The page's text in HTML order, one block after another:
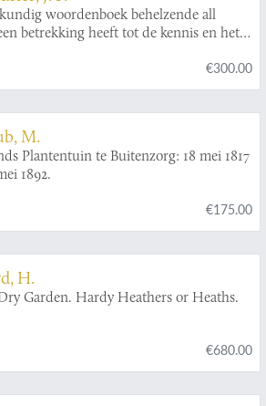
registers verrijkt. [Nauwkeurige
der aard-gewassen].
woordenboek behelzende all
betrekking heeft tot de kennis en het
van fruiten; tot het aankweeken,
snoeijen en behandelen van
naar het hoogduitsch van J. C. Christ
met het wetenwaardigste uit het op
het Engelsch Gouvernement
wijze van boomsnoeijen, en de door
middelen om oude,
of verwaarloosde boomen te
en op nieuws te doen herleven enz.
€300.00
M.
Plantentuin te Buitenzorg: 18 mei 1817
1892.
€175.00
H.
Garden. Hardy Heathers or Heaths.
€680.00